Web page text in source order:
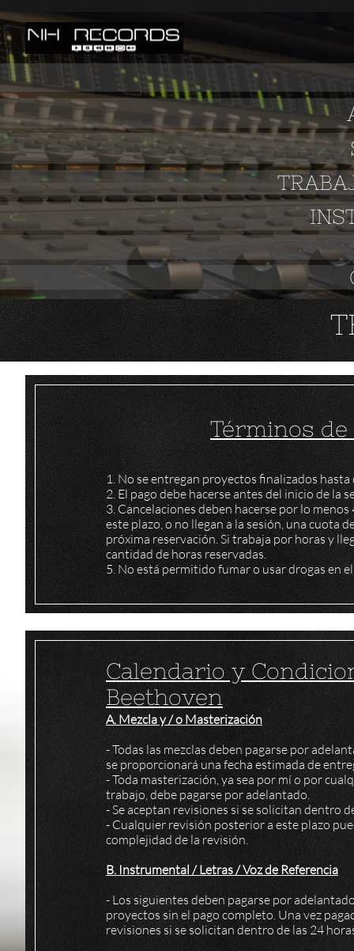
Términos de
1. No se entregan proyectos finalizados
2. El pago debe hacerse antes del inicio de la
3. Cancelaciones deben hacerse por lo
este plazo, o no llegan a la sesión, una cuota
próxima reservación. Si trabaja por horas y
cantidad de horas reservadas.
5. No está permitido fumar o usar drogas en
Calendario y
Beethoven
A. Mezcla y / o Masterización
- Todas las mezclas deben pagarse por
se proporcionará una fecha estimada de
- Toda masterización, ya sea por mí o por
trabajo, debe pagarse por adelantado.
- Se aceptan revisiones si se solicitan dentro
- Cualquier revisión posterior a este plazo
complejidad de la revisión.
B. Instrumental / Letras / Voz de Referencia
- Los siguientes deben pagarse por
proyectos sin el pago completo. Una vez
revisiones si se solicitan dentro de las 24